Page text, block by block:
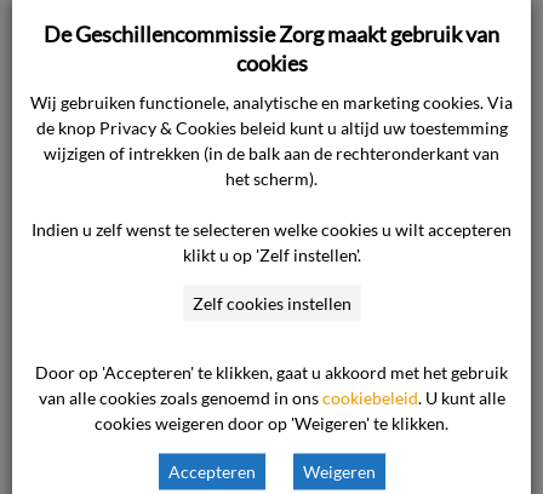
ribbels, zijn volgens de zorgaanbieder geen
gevolg van de laserbehandeling. De
borstontsteking trad niet op in het behandelde
gebied en niet kort na de behandeling. Littekens
zijn op foto’s en bij onderzoek niet vastgesteld;
artsen tijdelijke huidverkleuringen. Ook ribbels
behandeling aanwezig te zijn geweest.
De zorgaanbieder erkent wel dat er sprake is
geweest van een complicatie in de vorm van
een bekend risico van laserbehandelingen en
De Geschillencommissie Zorg maakt gebruik van
cookies
Wij gebruiken functionele, analytische en marketing cookies. Via
de knop Privacy & Cookies beleid kunt u altijd uw toestemming
wijzigen of intrekken (in de balk aan de rechteronderkant van
het scherm).
Indien u zelf wenst te selecteren welke cookies u wilt accepteren
klikt u op 'Zelf instellen'.
Zelf cookies instellen
Door op 'Accepteren' te klikken, gaat u akkoord met het gebruik
van alle cookies zoals genoemd in onscookiebeleid. U kunt alle
cookies weigeren door op 'Weigeren' te klikken.
Accepteren Weigeren